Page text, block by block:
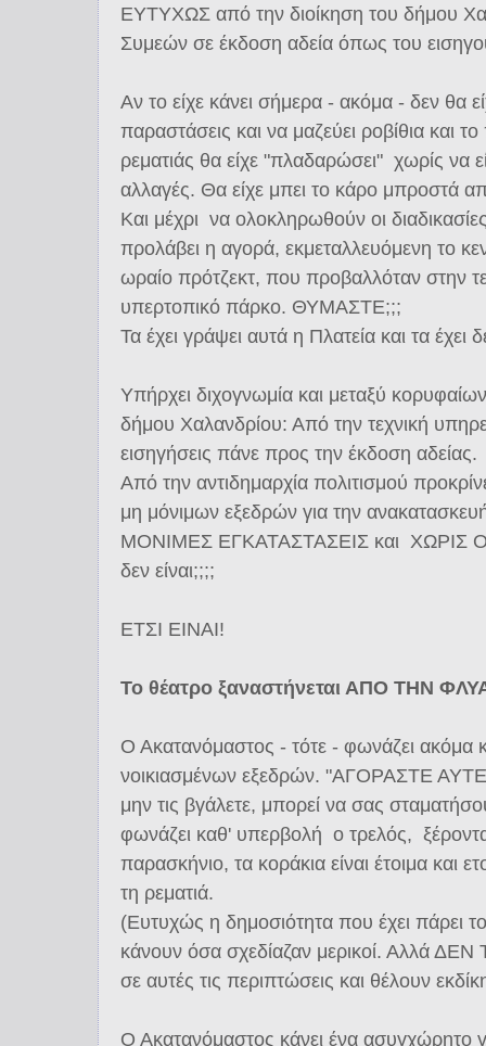
ΕΥΤΥΧΩΣ από την διοίκηση του δήμου
Συμεών σε έκδοση αδεία όπως του
Αν το είχε κάνει σήμερα - ακόμα - δεν θα
παραστάσεις και να μαζεύει ροβίθια και
ρεματιάς θα είχε "πλαδαρώσει" χωρίς να
αλλαγές. Θα είχε μπει το κάρο μπροστά
Και μέχρι να ολοκληρωθούν οι
προλάβει η αγορά, εκμεταλλευόμενη το
ωραίο πρότζεκτ, που προβαλλόταν στην
υπερτοπικό πάρκο. ΘΥΜΑΣΤΕ;;;
Τα έχει γράψει αυτά η Πλατεία και τα έχει
Υπήρχει διχογνωμία και μεταξύ
δήμου Χαλανδρίου: Από την τεχνική
εισηγήσεις πάνε προς την έκδοση αδείας.
Από την αντιδημαρχία πολιτισμού
μη μόνιμων εξεδρών για την
ΜΟΝΙΜΕΣ ΕΓΚΑΤΑΣΤΑΣΕΙΣ και ΧΩΡΙΣ
δεν είναι;;;;
ΕΤΣΙ ΕΙΝΑΙ!
Το θέατρο ξαναστήνεται ΑΠΟ ΤΗΝ
Ο Ακατανόμαστος - τότε - φωνάζει ακόμα
νοικιασμένων εξεδρών. "ΑΓΟΡΑΣΤΕ
μην τις βγάλετε, μπορεί να σας
φωνάζει καθ' υπερβολή ο τρελός,
παρασκήνιο, τα κοράκια είναι έτοιμα και
τη ρεματιά.
(Ευτυχώς η δημοσιότητα που έχει πάρει
κάνουν όσα σχεδίαζαν μερικοί. Αλλά
σε αυτές τις περιπτώσεις και θέλουν
Ο Ακατανόμαστος κάνει ένα ασυγχώρητο